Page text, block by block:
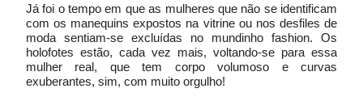
Já foi o tempo em que as mulheres que não se identificam
com os manequins expostos na vitrine ou nos desfiles de
moda sentiam-se excluídas no mundinho fashion. Os
holofotes estão, cada vez mais, voltando-se para essa
mulher real, que tem corpo volumoso e curvas
exuberantes, sim, com muito orgulho!